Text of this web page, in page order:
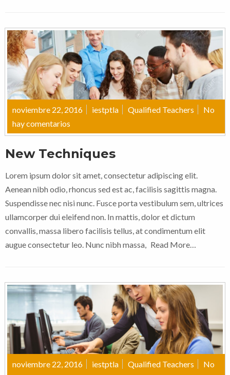
noviembre 22, 2016 iestptla Qualified Teachers
No
hay comentarios
New Techniques
Lorem ipsum dolor sit amet, consectetur adipiscing elit.
Aenean nibh odio, rhoncus sed est ac, facilisis sagittis magna.
Suspendisse nec nisi nunc. Fusce porta vestibulum sem, ultrices
ullamcorper dui eleifend non. In mattis, dolor et dictum
convallis, massa libero facilisis tellus, at condimentum elit
augue consectetur leo. Nunc nibh massa, Read More…
noviembre 22, 2016 iestptla Qualified Teachers
No